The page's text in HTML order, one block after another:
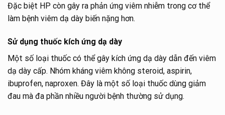
Đặc biệt HP còn gây ra phản ứng viêm nhiễm trong cơ thể
làm bệnh viêm dạ dày biến nặng hơn.
Sử dụng thuốc kích ứng dạ dày
Một số loại thuốc có thể gây kích ứng dạ dày dẫn đến viêm
dạ dày cấp. Nhóm kháng viêm không steroid, aspirin,
ibuprofen, naproxen. Đây là một số loại thuốc dùng giảm
đau mà đa phần nhiều người bệnh thường sử dụng.